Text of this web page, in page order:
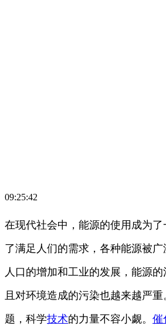
09:25:42
在现代社会中，能源的使用成为
了满足人们的需求，各种能源被
人口的增加和工业的发展，能源
且对环境造成的污染也越来越严
题，科学技术的力量不容小觑。 催